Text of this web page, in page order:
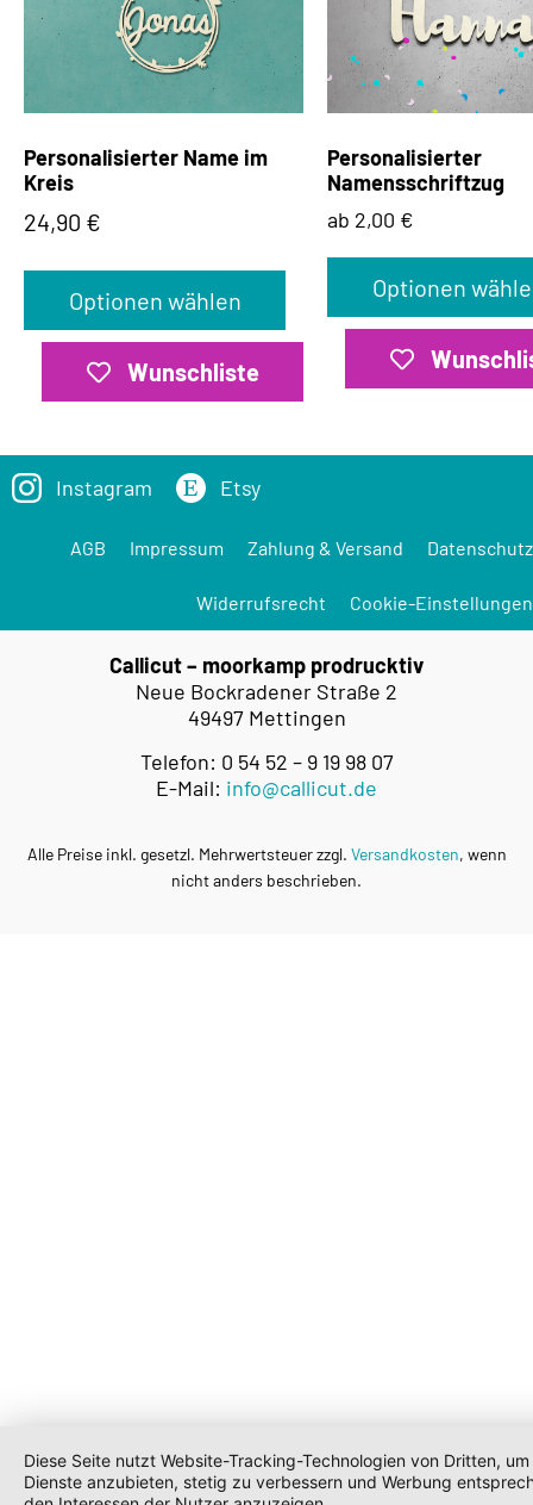
Personalisierter Name im
Kreis
24,90 €
Optionen wählen
Wunschliste
Personalisierter
Namensschriftzug
ab 2,00 €
Optionen
Instagram Etsy
AGB Impressum Zahlung & Versand Datenschutz
Widerrufsrecht Cookie-Einstellungen
Callicut – moorkamp prodrucktiv
Neue Bockradener Straße 2
49497 Mettingen
Telefon: 0 54 52 – 9 19 98 07
E-Mail: info@callicut.de
Alle Preise inkl. gesetzl. Mehrwertsteuer zzgl. Versandkosten, wenn
nicht anders beschrieben.
Diese Seite nutzt Website-Tracking-Technologien von Dritten, um
Dienste anzubieten, stetig zu verbessern und Werbung